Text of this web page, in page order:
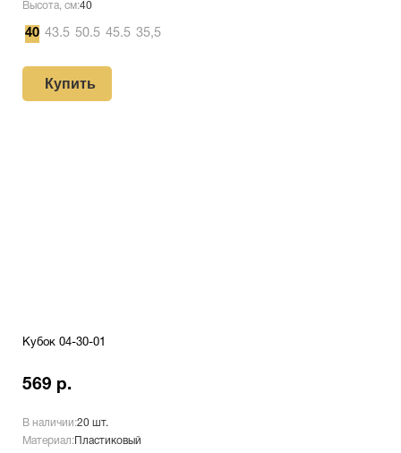
Высота, см:40
40 43.5 50.5 45.5 35,5
Купить
Кубок 04-30-01
569 р.
В наличии:20 шт.
Материал: Пластиковый